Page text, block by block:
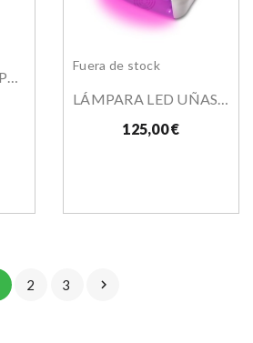
Fresa Semilac 012 - Punta De Llama
Fuera de stock
LÁMPARA LED UÑAS ETTAALA HIGH POWER
125,00 €
2 3 